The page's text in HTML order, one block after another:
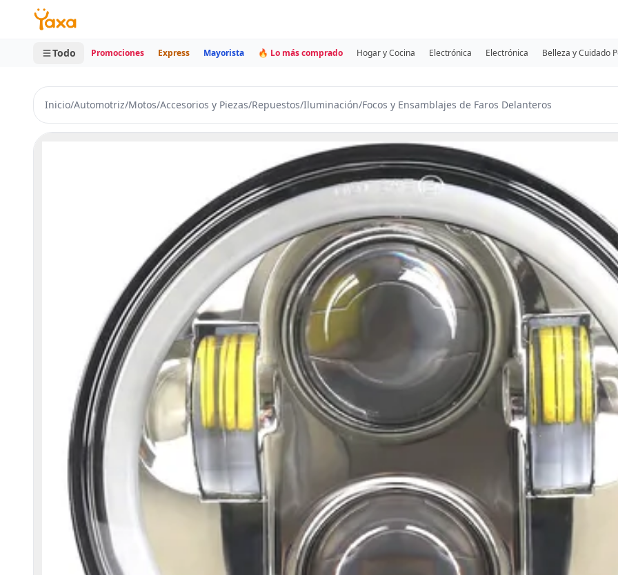
MINI CARRITO
0 productos
Todo Promociones Express Mayorista 🔥 Lo más comprado Hogar y Cocina Electrónica Electrónica Belleza y Cuidado
Inicio/Automotriz/Motos/Accesorios y Piezas/Repuestos/Iluminación/Focos y Ensamblajes de Faros Delanteros